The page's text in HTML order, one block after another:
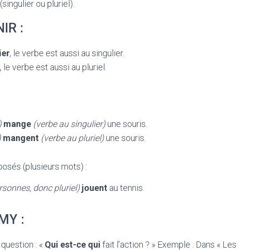
ou pluriel).
:
, le verbe est aussi au singulier.
, le verbe est aussi au pluriel.
mange (verbe au singulier)une souris.
mangent (verbe au pluriel)une souris.
(plusieurs mots) :
donc pluriel) jouent au tennis.
:
: « Qui est-ce qui fait l’action ? » Exemple : Dans « Les